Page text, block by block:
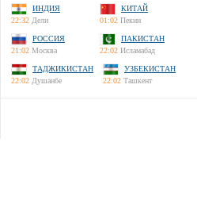
ИНДИЯ
22:32 Дели
КИТАЙ
01:02 Пекин
РОССИЯ
21:02 Москва
ПАКИСТАН
22:02 Исламабад
ТАДЖИКИСТАН
22:02 Душанбе
УЗБЕКИСТАН
22:02 Ташкент